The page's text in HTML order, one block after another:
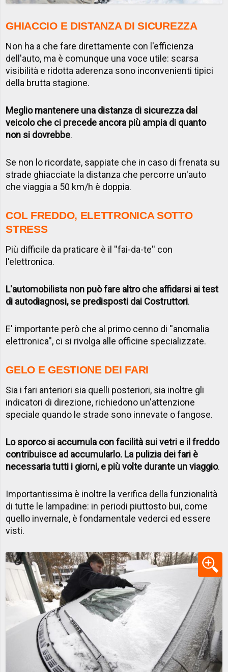
GHIACCIO E DISTANZA DI SICUREZZA
Non ha a che fare direttamente con l'efficienza
dell'auto, ma è comunque una voce utile: scarsa
visibilità e ridotta aderenza sono inconvenienti tipici
della brutta stagione.
Meglio mantenere una distanza di sicurezza dal
veicolo che ci precede ancora più ampia di quanto
non si dovrebbe.
Se non lo ricordate, sappiate che in caso di frenata su
strade ghiacciate la distanza che percorre un'auto
che viaggia a 50 km/h è doppia.
COL FREDDO, ELETTRONICA SOTTO
STRESS
Più difficile da praticare è il ''fai-da-te'' con
l'elettronica.
L'automobilista non può fare altro che affidarsi ai test
di autodiagnosi, se predisposti dai Costruttori.
E' importante però che al primo cenno di ''anomalia
elettronica'', ci si rivolga alle officine specializzate.
GELO E GESTIONE DEI FARI
Sia i fari anteriori sia quelli posteriori, sia inoltre gli
indicatori di direzione, richiedono un'attenzione
speciale quando le strade sono innevate o fangose.
Lo sporco si accumula con facilità sui vetri e il freddo
contribuisce ad accumularlo. La pulizia dei fari è
necessaria tutti i giorni, e più volte durante un viaggio.
Importantissima è inoltre la verifica della funzionalità
di tutte le lampadine: in periodi piuttosto bui, come
quello invernale, è fondamentale vederci ed essere
visti.